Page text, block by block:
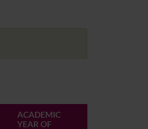
ACADEMIC
YEAR OF